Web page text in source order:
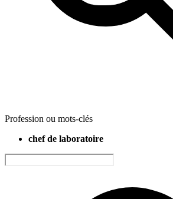
Profession ou mots-clés
chef de laboratoire